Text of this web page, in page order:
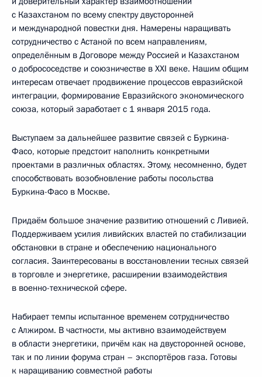
с Казахстаном по всему спектру двусторонней
и международной повестки дня. Намерены наращивать
сотрудничество с Астаной по всем направлениям,
определённым в Договоре между Россией и Казахстаном
о добрососедстве и союзничестве в XXI веке. Нашим общим
интересам отвечает продвижение процессов евразийской
интеграции, формирование Евразийского экономического
союза, который заработает с 1 января 2015 года.
Выступаем за дальнейшее развитие связей с Буркина-
Фасо, которые предстоит наполнить конкретными
проектами в различных областях. Этому, несомненно, будет
способствовать возобновление работы посольства
Буркина-Фасо в Москве.
Придаём большое значение развитию отношений с Ливией.
Поддерживаем усилия ливийских властей по стабилизации
обстановки в стране и обеспечению национального
согласия. Заинтересованы в восстановлении тесных связей
в торговле и энергетике, расширении взаимодействия
в военно-технической сфере.
Набирает темпы испытанное временем сотрудничество
с Алжиром. В частности, мы активно взаимодействуем
в области энергетики, причём как на двусторонней основе,
так и по линии форума стран – экспортёров газа. Готовы
к наращиванию совместной работы